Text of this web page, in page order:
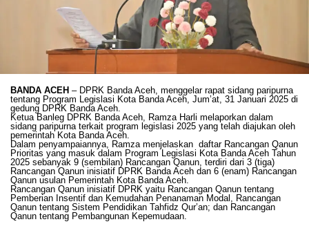
BANDA ACEH – DPRK Banda Aceh, menggelar rapat sidang paripurna
tentang Program Legislasi Kota Banda Aceh, Jum’at, 31 Januari 2025 di
gedung DPRK Banda Aceh.
Ketua Banleg DPRK Banda Aceh, Ramza Harli melaporkan dalam
sidang paripurna terkait program legislasi 2025 yang telah diajukan oleh
pemerintah Kota Banda Aceh.
Dalam penyampaiannya, Ramza menjelaskan daftar Rancangan Qanun
Prioritas yang masuk dalam Program Legislasi Kota Banda Aceh Tahun
2025 sebanyak 9 (sembilan) Rancangan Qanun, terdiri dari 3 (tiga)
Rancangan Qanun inisiatif DPRK Banda Aceh dan 6 (enam) Rancangan
Qanun usulan Pemerintah Kota Banda Aceh.
Rancangan Qanun inisiatif DPRK yaitu Rancangan Qanun tentang
Pemberian Insentif dan Kemudahan Penanaman Modal, Rancangan
Qanun tentang Sistem Pendidikan Tahfidz Qur’an; dan Rancangan
Qanun tentang Pembangunan Kepemudaan.